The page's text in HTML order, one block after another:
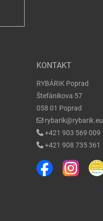
KONTAKT
RYBÁRIK Poprad
Štefánikova 57
058 01 Poprad
rybarik@rybarik.eu
+421 903 569 009
+421 908 735 361